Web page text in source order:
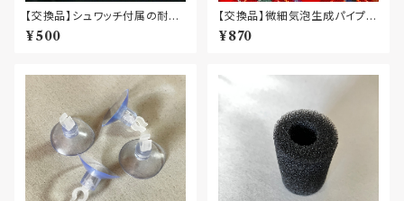
【交換品】シュワッチ付属の耐水
性ポリウレタンチューブ 1m単位
販売
¥500
【交換品】微細気泡生成パイプ
（2本入り）
¥870